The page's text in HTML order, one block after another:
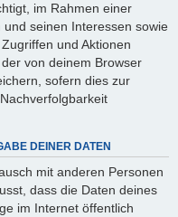
im Rahmen einer
seinen Interessen sowie
und Aktionen
von deinem Browser
sofern dies zur
DEINER DATEN
mit anderen Personen
dass die Daten deines
im Internet öffentlich